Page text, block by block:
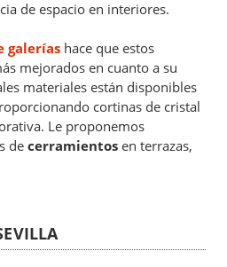
de espacio en interiores.
galerías hace que estos
mejorados en cuanto a su
materiales están disponibles
cortinas de cristal
Le proponemos
decerramientos en terrazas,